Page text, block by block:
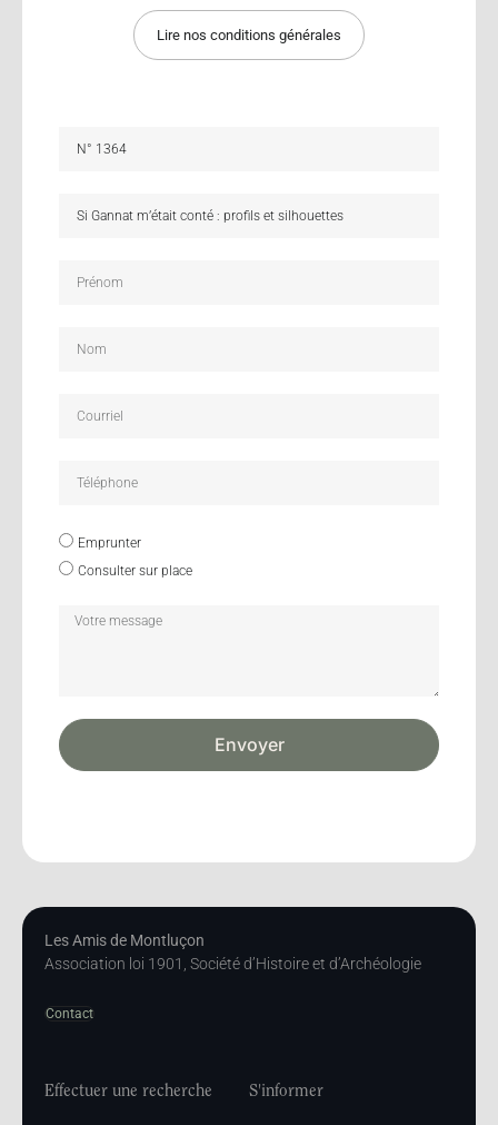
Lire nos conditions générales
Emprunter
Consulter sur place
Envoyer
Les Amis de Montluçon
Association loi 1901, Société d’Histoire et d’Archéologie
Contact
Effectuer une recherche S'informer